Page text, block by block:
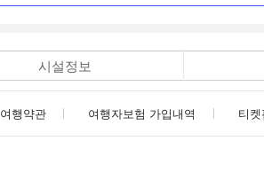
시설정보
여행약관 여행자보험 가입내역 티켓